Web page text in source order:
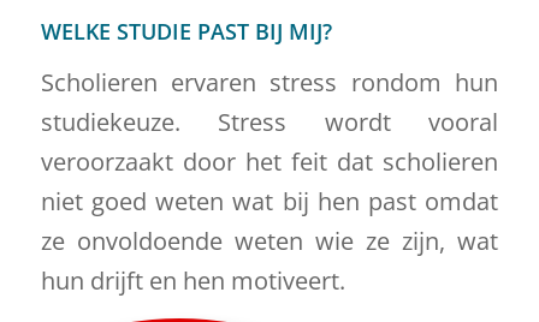
WELKE STUDIE PAST BIJ MIJ?
Scholieren ervaren stress rondom hun
studiekeuze. Stress wordt vooral
veroorzaakt door het feit dat scholieren
niet goed weten wat bij hen past omdat
ze onvoldoende weten wie ze zijn, wat
hun drijft en hen motiveert.